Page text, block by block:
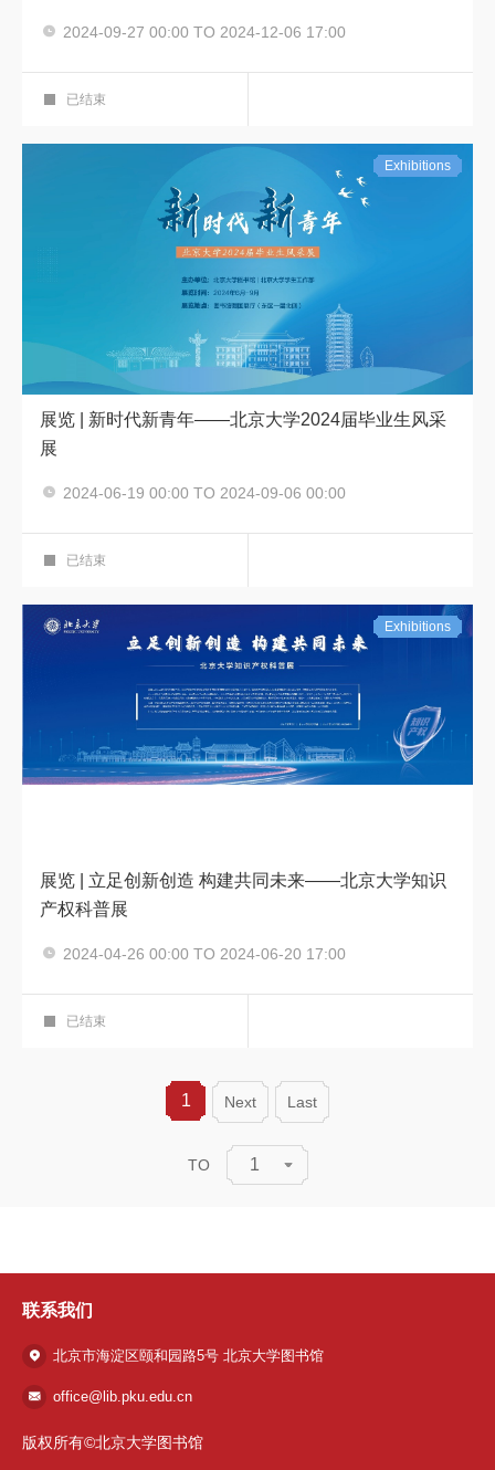
2024-09-27 00:00 TO 2024-12-06 17:00
强国展厅
已结束
Exhibitions
展览 | 新时代新青年——北京大学2024届毕业生风采
展
2024-06-19 00:00 TO 2024-09-06 00:00
强国展厅
已结束
Exhibitions
展览 | 立足创新创造 构建共同未来——北京大学知识
产权科普展
2024-04-26 00:00 TO 2024-06-20 17:00
华彩展厅
已结束
1 Next Last
TO 1
联系我们
北京市海淀区颐和园路5号 北京大学图书馆
office@lib.pku.edu.cn
版权所有©北京大学图书馆